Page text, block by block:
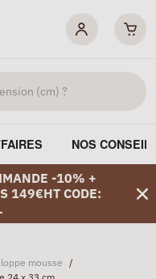
NOS
-10% +
149€HT CODE:
mousse /